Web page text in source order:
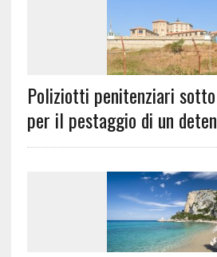
Poliziotti penitenziari
per il pestaggio di un